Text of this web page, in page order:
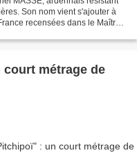
Son nom vient s'ajouter à
recensées dans le Maîtron
métrage de